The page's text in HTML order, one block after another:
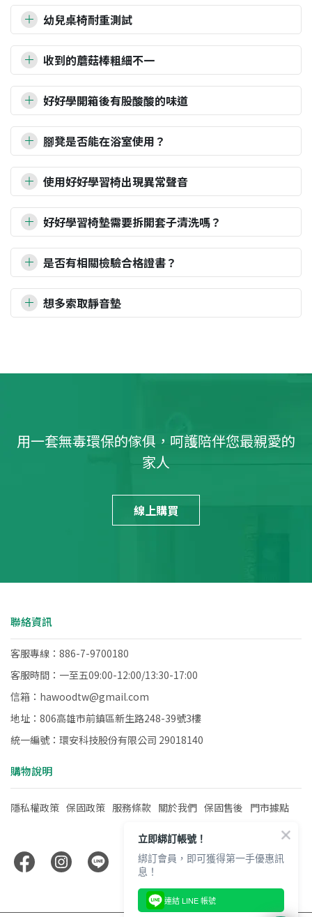
建議在幫孩子準備筆類工具時可以選擇水性產品，除
也可以一開始就使用矽膠墊、桌墊類產品，保持桌面
整潔，市面上有很多可以選擇，或者於官網購買時即
可選擇加購桌墊配合使用。
如果使用油性筆塗鴉會不太好清除乾淨，這時候可以
考慮等到小朋友畫得比較繽紛後，再送回環安幫您免
費整新喔(自付運費)。
幼兒成長桌椅組分享送檯燈│活動辦法。
好好學系列套組分享送坐墊│
孩子上學的時間越長，需要花在桌子前學習與閱讀的時
間就更長了！從小學、國中、高中…甚至到大學、成人
的階段，書桌的使用性則更為多元。也是因為這樣，我
們才會將產品分為兩種類型。
2.建議至少每月使用一次。
注意事項:
1.不可吞食，如有誤食請攜帶本品至診所診治。如有碰觸
眼睛，請使用清水沖洗15分鐘，並盡速就醫。
2.請將本品放置於兒童不易觸及之陰涼場所，避免陽光直
射。
我們的傢俱表面皆有上EPnS環安水性木器漆，對水氣有
一定的保護作用，也有防霉抗菌的效果。只要使用過後
能夠保持乾燥，對木材本身都不會有太大的影響。
但是若是家居環境太過潮濕，再好的保護也可能失去效
用，我們曾經發生過兩起消費者的使用案例，他們居家
的環境本身就較潮濕，又遇到大雨或是返潮的因素，導
致他們靠牆面的桌腳與椅腳有發霉的現象。後續的處理
方式，我們都是建議他們將產品寄回，重新協助他們將
發霉的部分處理乾淨後，再重新噴漆。消費者同時也將
桌椅改放置家中較乾燥處即可。
您可以根據家中實際的環境和狀況，自行評估是否適用
我們的木製商品。
幼兒桌椅耐重測試
我們有針對幼兒成長椅和動物陪讀椅做過耐重測試，分
別可達100公斤和120公斤的載重。歡迎參閱檢驗報告(
擊前往頁面)。
桌子耐重測試的部分，因為桌面主要是小孩玩玩具和寫
字用，通常不會乘坐，因此未特別做測試，但依客人的
使用回饋，只要桌子在鎖緊穩固的狀況下，桌面皆可承
載小朋友的重量。
收到的蘑菇棒粗細不一
我們的傢俱都為實木製作，蘑菇棒因為是小型條狀，製
作時會有公差問題，加上木材熱漲冷縮等問題，會讓蘑
菇棒粗細有些微不同，導致使用時略緊或略鬆而無法完
全密合洞口。
若您覺得太緊插不進去洞口，請私訊我們客服，我們可
提供砂紙給您，稍微打磨一下稍微用力轉入即可插入；
若覺得太鬆，可使用紙膠帶在底部纒個1-2圈加厚，就可
以完全密合。
好好學開箱後有股酸酸的味道
此味道是橡膠木特有的酸味，是不影響健康的！如果真
的不喜歡，可以使用濕抹布擦拭，並打開抽屜，窗戶，
保持環境通風即可。
腳凳是否能在浴室使用？
我們表層的EPnS水性木器漆有一定的保護作用， 很多爸
爸媽媽都會將腳凳放在浴室使用。但是在浴室難免會比
較潮濕， 如果使用上碰到水的話， 一定要順手將它擦
乾， 這樣才是長久使用之道喔。
使用好好學習椅出現異常聲音
好好學習椅有聲音可能是螺絲沒有鎖緊，請參考組立影
片，將椅板鎖緊試試看，如果還有問題請再與我們客服
聯絡
好好學習椅墊需要拆開套子清洗嗎？
不需要唷！灰色椅墊是純棉材質， 純棉會因清洗略有縮
水的狀況，建議整個不拆開含海棉清洗，比較不會有變
形裝不回去的疑慮。洗完以自然風乾為佳，烘乾機的高
溫也會讓坐墊有變形疑慮哦。
是否有相關檢驗合格證書？
有的，我們有通過相關SGS檢驗。請參閱檢驗報告。
想多索取靜音墊
用一套無毒環保的傢俱，呵護陪伴您最親愛的
家人
線上購買
聯絡資訊
客服專線：886-7-9700180
客服時間：一至五09:00-12:00/13:30-17:00
信箱：hawoodtw@gmail.com
地址：806高雄市前鎮區新生路248-39號3樓
統一編號：環安科技股份有限公司 29018140
購物說明
隱私權政策 保固政策 服務條款 關於我們 保固售後 門市據點
立即綁訂帳號！
綁訂會員，即可獲得第一手優惠訊
息！
連結 LINE 帳號